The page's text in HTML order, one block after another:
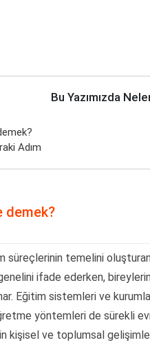
Bu Yazımızda
Adım
demek?
süreçlerinin temelini
ifade ederken,
Eğitim sistemleri ve
yöntemleri de sürekli
kişisel ve toplumsal